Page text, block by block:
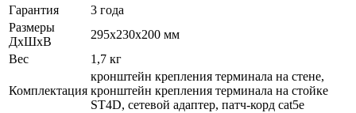
Гарантия
3 года
Размеры
ДхШхВ
295х230х200 мм
Вес
1,7 кг
Комплектация
кронштейн крепления терминала на стене,
кронштейн крепления терминала на стойке
ST4D, сетевой адаптер, патч-корд cat5е